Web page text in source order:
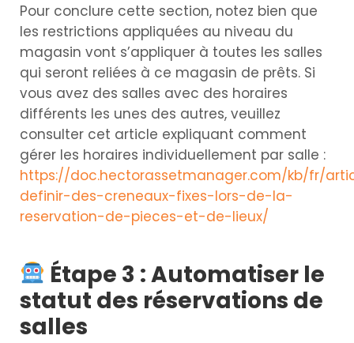
Pour conclure cette section, notez bien que
les restrictions appliquées au niveau du
magasin vont s’appliquer à toutes les salles
qui seront reliées à ce magasin de prêts. Si
vous avez des salles avec des horaires
différents les unes des autres, veuillez
consulter cet article expliquant comment
gérer les horaires individuellement par salle :
https://doc.hectorassetmanager.com/kb/fr/
definir-des-creneaux-fixes-lors-de-la-
reservation-de-pieces-et-de-lieux/
Étape 3 : Automatiser le
statut des réservations de
salles